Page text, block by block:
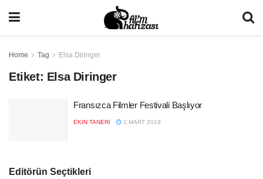
Home Tag Elsa Diringer
Etiket: Elsa Diringer
Fransızca Filmler Festivali Başlıyor
EKIN TANERI 1 MART 2019
Editörün Seçtikleri